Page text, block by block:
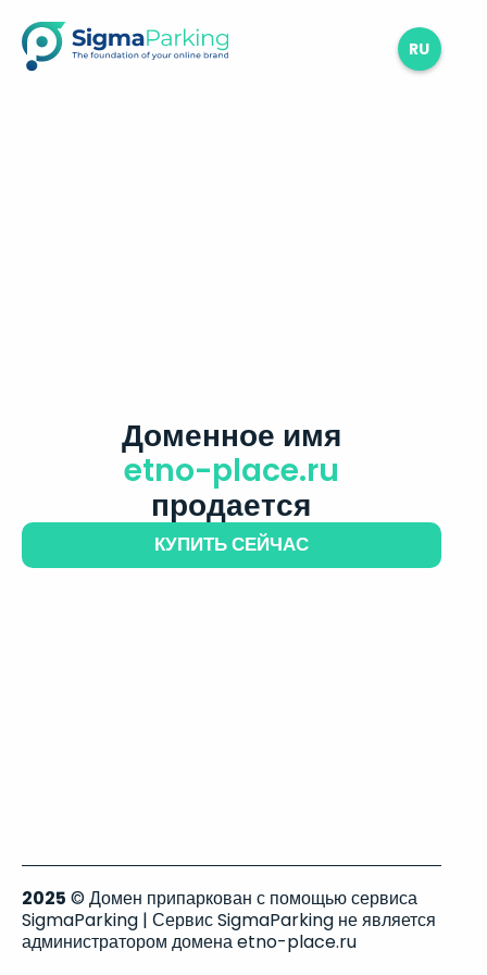
RU
Доменное имя
etno-place.ru
продается
КУПИТЬ СЕЙЧАС
2025 © Домен припаркован с помощью сервиса
SigmaParking | Сервис SigmaParking не является
администратором домена etno-place.ru